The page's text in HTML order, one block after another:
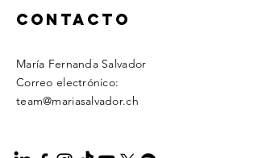
Contacto
María Fernanda Salvador
Correo electrónico:
team@mariasalvador.ch